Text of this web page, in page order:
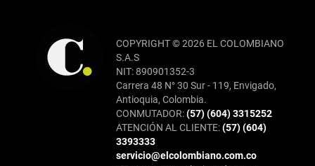
COPYRIGHT © 2026 EL COLOMBIANO
S.A.S
NIT: 890901352-3
Carrera 48 N° 30 Sur - 119, Envigado,
Antioquia, Colombia.
CONMUTADOR:(57) (604) 3315252
ATENCIÓN AL CLIENTE:(57) (604)
3393333
servicio@elcolombiano.com.co